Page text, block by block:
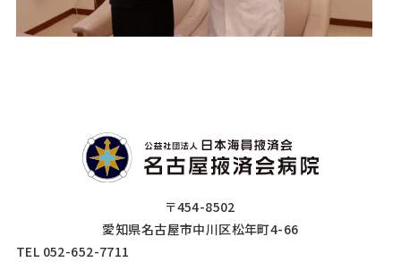
〒454-8502
愛知県名古屋市中川区松年町4-66
TEL 052-652-7711